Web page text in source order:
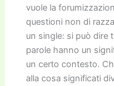
vuole la
questioni non di
un single: si può dire
parole hanno un
un certo contesto.
alla cosa significati